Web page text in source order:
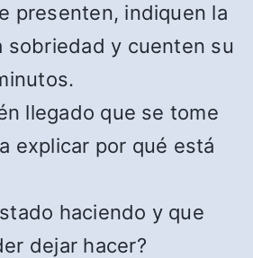
presenten, indiquen la
sobriedad y cuenten su
llegado que se tome
explicar por qué está
haciendo y que
dejar hacer?